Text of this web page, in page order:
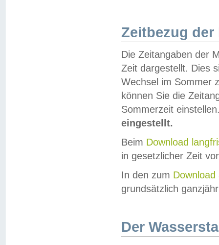
Zeitbezug der
Die Zeitangaben der
Zeit dargestellt. Dies
Wechsel im Sommer
können Sie die
Sommerzeit
eingestellt.
Beim Download
in gesetzlicher Zeit
In den zum Download
grundsätzlich
Der